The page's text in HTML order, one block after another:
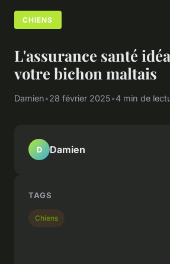
CHIENS
L'assurance santé
votre bichon maltais
Damien•28 février 2025•4 min de
D Damien
TAGS
Chiens